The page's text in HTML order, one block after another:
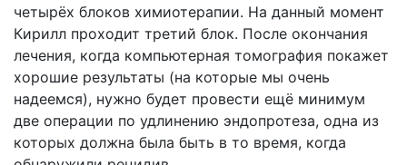
четырёх блоков химиотерапии. На данный момент
Кирилл проходит третий блок. После окончания
лечения, когда компьютерная томография покажет
хорошие результаты (на которые мы очень
надеемся), нужно будет провести ещё минимум
две операции по удлинению эндопротеза, одна из
которых должна была быть в то время, когда